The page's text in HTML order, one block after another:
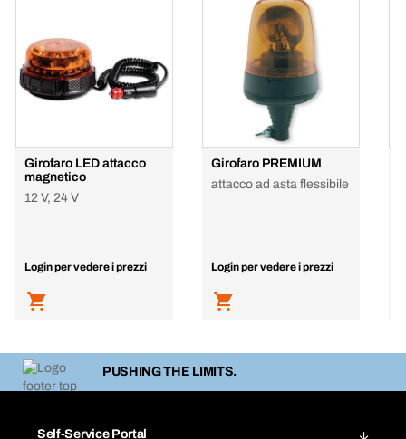
Girofaro LED attacco
magnetico
12 V, 24 V
Login per vedere i prezzi
Girofaro PREMIUM
attacco ad asta flessibile
Login per vedere i prezzi
PUSHING THE LIMITS.
Self-Service Portal